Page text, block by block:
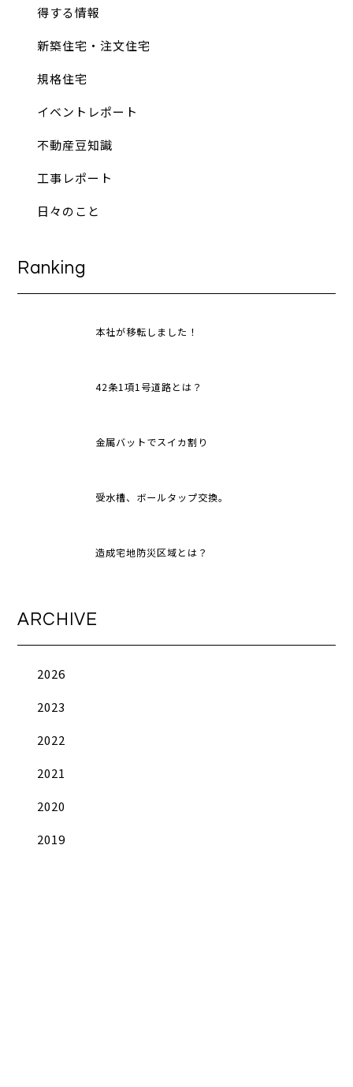
得する情報
新築住宅・注文住宅
規格住宅
イベントレポート
不動産豆知識
工事レポート
日々のこと
Ranking
本社が移転しました！
42条1項1号道路とは？
金属バットでスイカ割り
受水槽、ボールタップ交換。
造成宅地防災区域とは？
ARCHIVE
2026
2023
2022
2021
2020
2019